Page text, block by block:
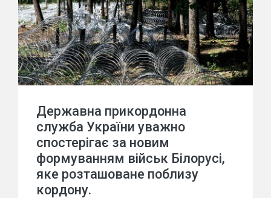
Державна прикордонна
служба України уважно
спостерігає за новим
формуванням військ Білорусі,
яке розташоване поблизу
кордону.